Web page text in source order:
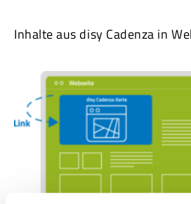
Inhalte aus disy Cadenza in